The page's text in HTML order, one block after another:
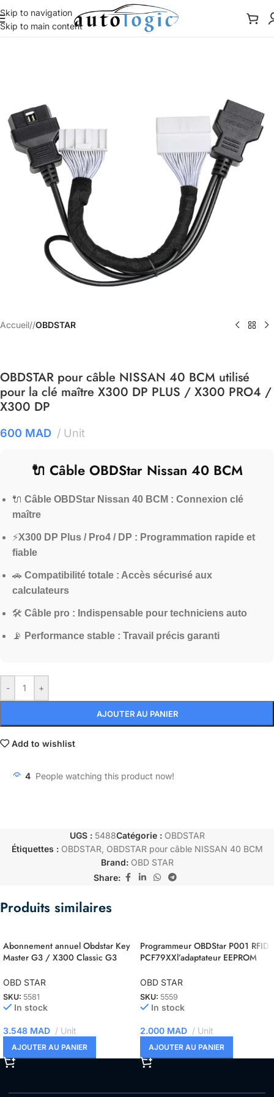
Skip to navigation
Skip to main content
Accueil/ OBDSTAR
OBDSTAR pour câble NISSAN 40 BCM utilisé
pour la clé maître X300 DP PLUS / X300 PRO4 /
X300 DP
600 MAD Unit
🔌 Câble OBDStar Nissan 40 BCM
🔌 Câble OBDStar Nissan 40 BCM : Connexion clé
maître
⚡X300 DP Plus / Pro4 / DP : Programmation rapide et
fiable
🚗 Compatibilité totale : Accès sécurisé aux
calculateurs
🛠️ Câble pro : Indispensable pour techniciens auto
📡 Performance stable : Travail précis garanti
- +
AJOUTER AU PANIER
Add to wishlist
4 People watching this product now!
UGS : 5488Catégorie : OBDSTAR
Étiquettes : OBDSTAR OBDSTAR pour câble NISSAN 40 BCM
Brand: OBD STAR
Share:
Produits similaires
Abonnement annuel Obdstar Key
Master G3 / X300 Classic G3
OBD STAR
SKU: 5581
In stock
3.548 MAD Unit
AJOUTER AU PANIER
Programmeur OBDStar P001 RFID
PCF79XXl’adaptateur EEPROM
DP
OBD STAR
SKU: 5559
In stock
2.000 MAD Unit
AJOUTER AU PANIER